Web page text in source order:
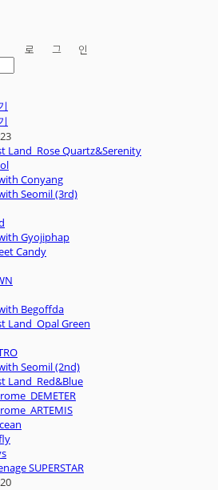
로그인
Land_Rose Quartz&Serenity
Conyang
Seomil (3rd)
Gyojiphap
Candy
Begoffda
Land_Opal Green
Seomil (2nd)
Land_Red&Blue
SUPERSTAR